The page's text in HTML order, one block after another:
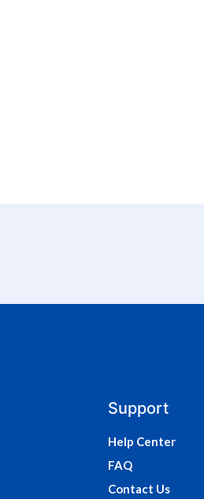
Support
Help Center
FAQ
Contact Us